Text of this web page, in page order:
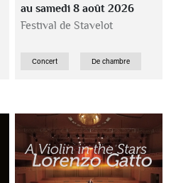
au samedi 8 août 2026
Festival de Stavelot
Concert De chambre